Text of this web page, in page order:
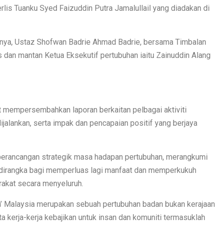
Tuanku Syed Faizuddin Putra Jamalullail yang diadakan di
Ustaz Shofwan Badrie Ahmad Badrie, bersama Timbalan
mantan Ketua Eksekutif pertubuhan iaitu Zainuddin Alang
mempersembahkan laporan berkaitan pelbagai aktiviti
serta impak dan pencapaian positif yang berjaya
strategik masa hadapan pertubuhan, merangkumi
bagi memperluas lagi manfaat dan memperkukuh
secara menyeluruh.
merupakan sebuah pertubuhan badan bukan kerajaan
kerja-kerja kebajikan untuk insan dan komuniti termasuklah